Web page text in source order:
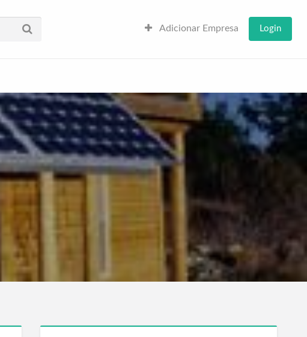
Adicionar Empresa Login